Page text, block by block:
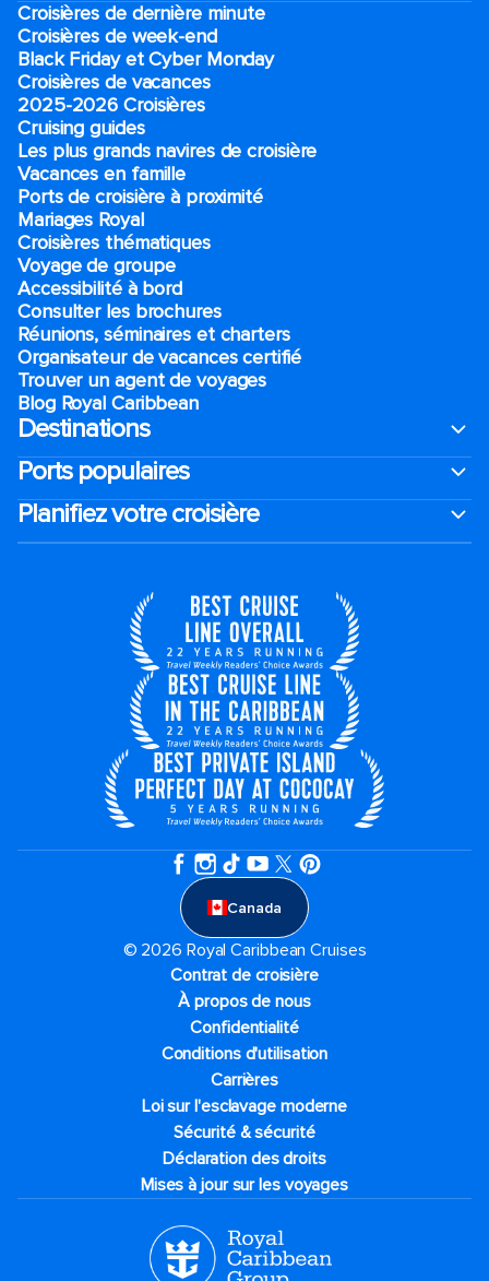
Croisières de dernière minute
Croisières de week-end
Black Friday et Cyber Monday
Croisières de vacances
2025-2026 Croisières
Cruising guides
Les plus grands navires de croisière
Vacances en famille
Ports de croisière à proximité
Mariages Royal
Croisières thématiques
Voyage de groupe​
Accessibilité à bord​
Consulter les brochures
Réunions, séminaires et charters
Organisateur de vacances certifié
Trouver un agent de voyages
Blog Royal Caribbean
Destinations
Ports populaires
Planifiez votre croisière
Canada
© 2026 Royal Caribbean Cruises
Contrat de croisière
À propos de nous
Confidentialité
Conditions d'utilisation
Carrières
Loi sur l'esclavage moderne
Sécurité & sécurité
Déclaration des droits
Mises à jour sur les voyages